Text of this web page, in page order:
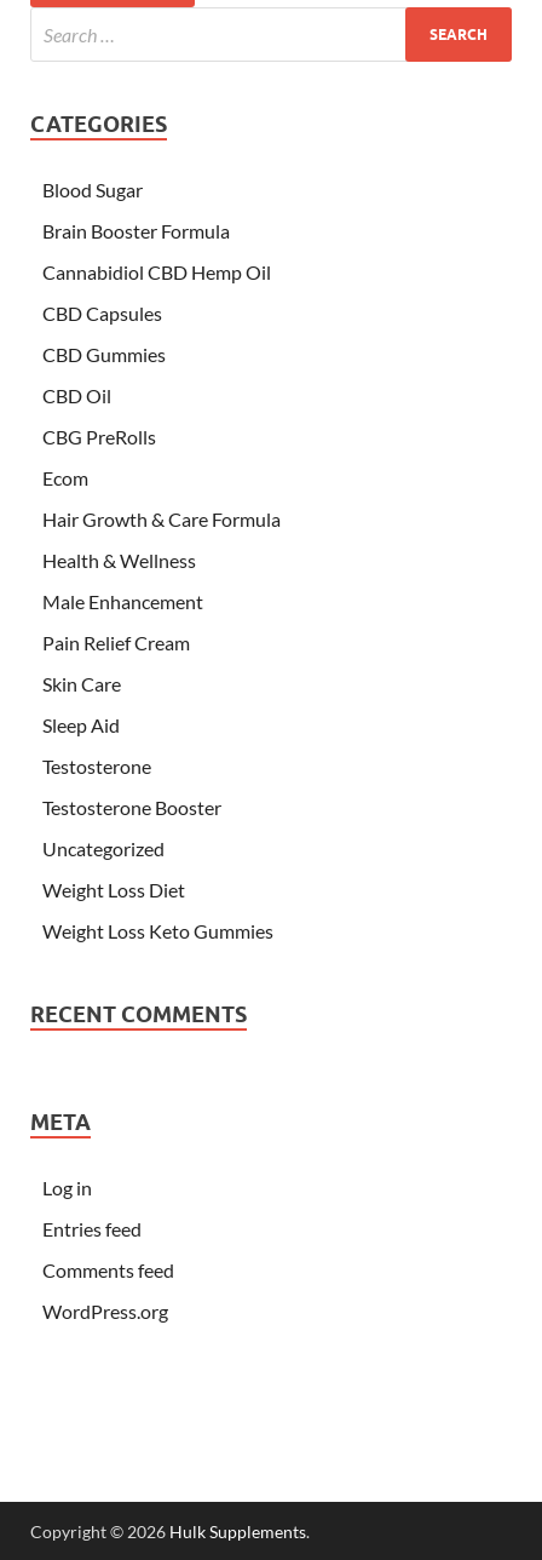
CATEGORIES
Blood Sugar
Brain Booster Formula
Cannabidiol CBD Hemp Oil
CBD Capsules
CBD Gummies
CBD Oil
CBG PreRolls
Ecom
Hair Growth & Care Formula
Health & Wellness
Male Enhancement
Pain Relief Cream
Skin Care
Sleep Aid
Testosterone
Testosterone Booster
Uncategorized
Weight Loss Diet
Weight Loss Keto Gummies
RECENT COMMENTS
META
Log in
Entries feed
Comments feed
WordPress.org
Copyright © 2026 Hulk Supplements.